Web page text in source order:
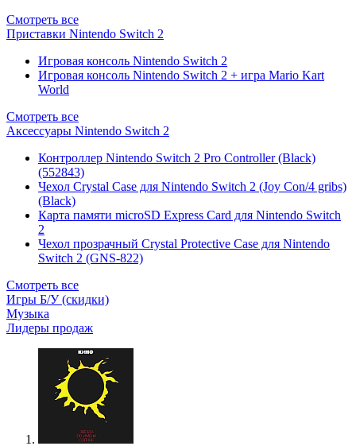
Смотреть все
Приставки Nintendo Switch 2
Игровая консоль Nintendo Switch 2
Игровая консоль Nintendo Switch 2 + игра Mario Kart
World
Смотреть все
Аксессуары Nintendo Switch 2
Контроллер Nintendo Switch 2 Pro Controller (Black)
(552843)
Чехол Сrystal Сase для Nintendo Switch 2 (Joy Con/4 gribs)
(Black)
Карта памяти microSD Express Card для Nintendo Switch
2
Чехол прозрачный Crystal Protective Case для Nintendo
Switch 2 (GNS-822)
Смотреть все
Игры Б/У (скидки)
Музыка
Лидеры продаж